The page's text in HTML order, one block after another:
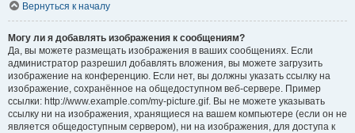
Вернуться к началу
Могу ли я добавлять изображения к сообщениям?
Да, вы можете размещать изображения в ваших сообщениях. Если
администратор разрешил добавлять вложения, вы можете загрузить
изображение на конференцию. Если нет, вы должны указать ссылку на
изображение, сохранённое на общедоступном веб-сервере. Пример
ссылки: http://www.example.com/my-picture.gif. Вы не можете указывать
ссылку ни на изображения, хранящиеся на вашем компьютере (если он не
является общедоступным сервером), ни на изображения, для доступа к